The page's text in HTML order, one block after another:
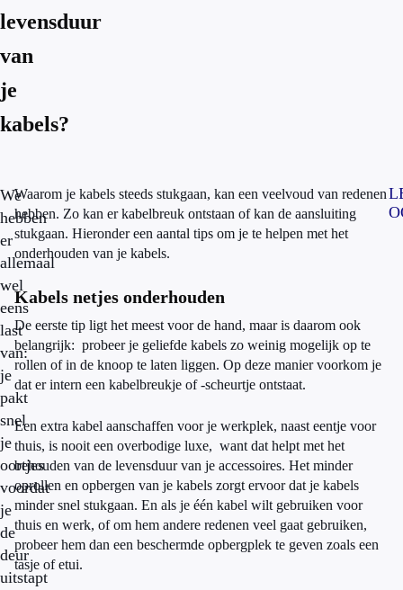
levensduur
van
je
kabels?
We
hebben
er
allemaal
wel
eens
last
van:
je
pakt
snel
je
oortjes
voordat
je
de
deur
uitstapt
Waarom je kabels steeds stukgaan, kan een veelvoud van redenen
hebben. Zo kan er kabelbreuk ontstaan of kan de aansluiting
stukgaan. Hieronder een aantal tips om je te helpen met het
onderhouden van je kabels.
Kabels netjes onderhouden
De eerste tip ligt het meest voor de hand, maar is daarom ook
belangrijk: probeer je geliefde kabels zo weinig mogelijk op te
rollen of in de knoop te laten liggen. Op deze manier voorkom je
dat er intern een kabelbreukje of -scheurtje ontstaat.
Een extra kabel aanschaffen voor je werkplek, naast eentje voor
thuis, is nooit een overbodige luxe, want dat helpt met het
behouden van de levensduur van je accessoires. Het minder
oprollen en opbergen van je kabels zorgt ervoor dat je kabels
minder snel stukgaan. En als je één kabel wilt gebruiken voor
thuis en werk, of om hem andere redenen veel gaat gebruiken,
probeer hem dan een beschermde opbergplek te geven zoals een
tasje of etui.